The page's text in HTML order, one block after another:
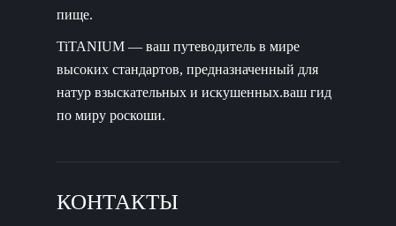
пище.
TiTANIUM — ваш путеводитель в мире
высоких стандартов, предназначенный для
натур взыскательных и искушенных.ваш гид
по миру роскоши.
КОНТАКТЫ